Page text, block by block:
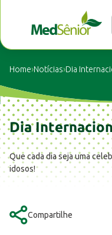
Home›Notícias›Dia
Dia
Que cada dia seja uma
idosos!
Compartilhe